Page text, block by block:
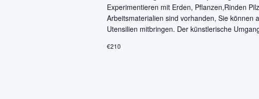
Experimentieren mit Erden, Pflanzen,Rinden
Arbeitsmaterialien sind vorhanden, Sie können
Utensilien mitbringen. Der künstlerische
€210